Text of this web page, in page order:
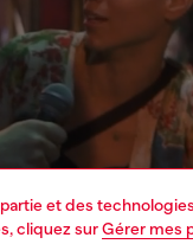
et des
cliquez surGérer mes